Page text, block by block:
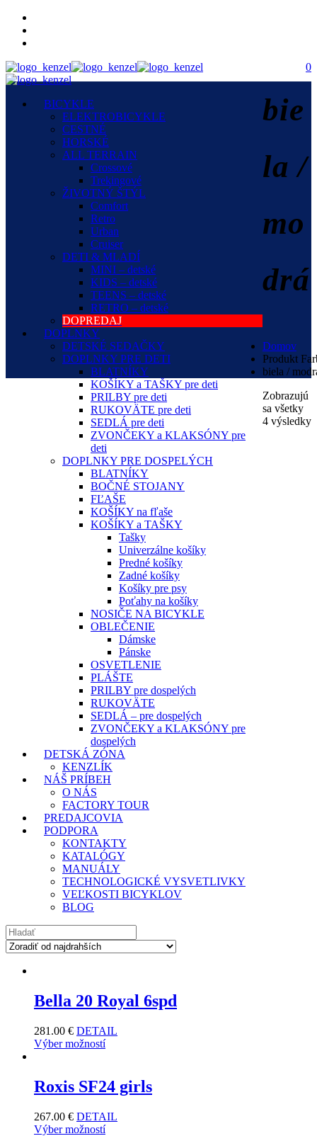
BICYKLE
ELEKTROBICYKLE
CESTNÉ
HORSKÉ
ALL TERRAIN
Crossové
Trekingové
ŽIVOTNÝ ŠTÝL
Comfort
Retro
Urban
Cruiser
DETI & MLADÍ
MINI – detské
KIDS – detské
TEENS – detské
RETRO – detské
DOPREDAJ
DOPLNKY
DETSKÉ SEDAČKY
DOPLNKY PRE DETI
BLATNÍKY
KOŠÍKY a TAŠKY pre deti
PRILBY pre deti
RUKOVÄTE pre deti
SEDLÁ pre deti
ZVONČEKY a KLAKSÓNY pre
deti
DOPLNKY PRE DOSPELÝCH
BLATNÍKY
BOČNÉ STOJANY
FĽAŠE
KOŠÍKY na fľaše
KOŠÍKY a TAŠKY
Tašky
Univerzálne košíky
Predné košíky
Zadné košíky
Košíky pre psy
Poťahy na košíky
NOSIČE NA BICYKLE
OBLEČENIE
Dámske
Pánske
OSVETLENIE
PLÁŠTE
PRILBY pre dospelých
RUKOVÄTE
SEDLÁ – pre dospelých
ZVONČEKY a KLAKSÓNY pre
dospelých
DETSKÁ ZÓNA
KENZLÍK
NÁŠ PRÍBEH
O NÁS
FACTORY TOUR
PREDAJCOVIA
PODPORA
KONTAKTY
KATALÓGY
MANUÁLY
TECHNOLOGICKÉ VYSVETLIVKY
VEĽKOSTI BICYKLOV
BLOG
0
bie
la /
mo
drá
Domov
Produkt
biela /
Zobrazujú
sa všetky
4 výsledky
Bella 20 Royal 6spd
281.00 € DETAIL
Výber možností
Roxis SF24 girls
267.00 € DETAIL
Výber možností